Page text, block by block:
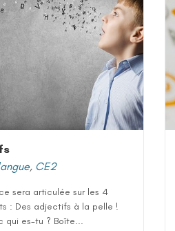
, CE2
sera articulée sur les 4
: Des adjectifs à la pelle !
qui es-tu ? Boîte...